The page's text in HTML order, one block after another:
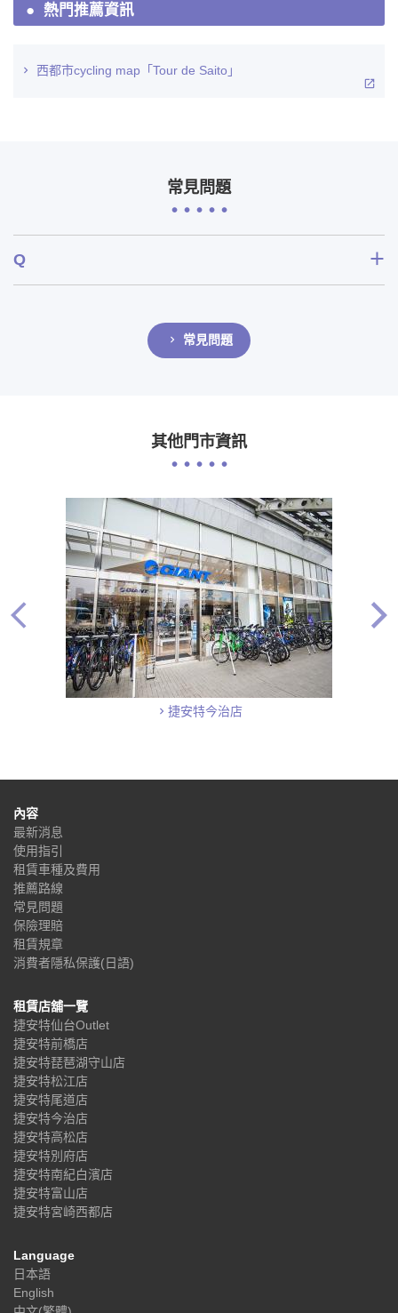
熱門推薦資訊
西都市cycling map「Tour de Saito」
常見問題
常見問題
其他門市資訊
捷安特今治店
內容
最新消息
使用指引
租賃車種及費用
推薦路線
常見問題
保險理賠
租賃規章
消費者隱私保護(日語)
租賃店舖一覽
捷安特仙台Outlet
捷安特前橋店
捷安特琵琶湖守山店
捷安特松江店
捷安特尾道店
捷安特今治店
捷安特高松店
捷安特別府店
捷安特南紀白濱店
捷安特富山店
捷安特宮崎西都店
Language
日本語
English